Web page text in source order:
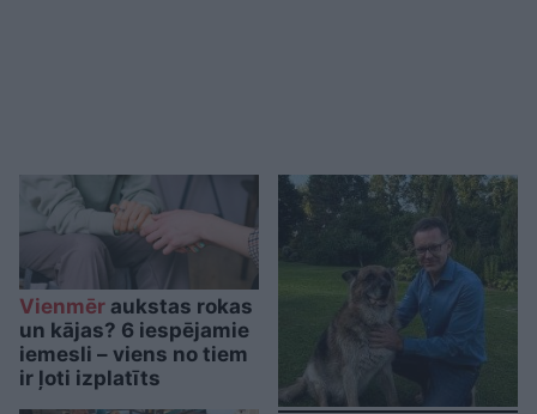
Vienmēr aukstas rokas
un kājas? 6 iespējamie
iemesli – viens no tiem
ir ļoti izplatīts